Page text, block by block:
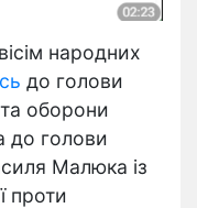
народних
до голови
оборони
до голови
Малюка із
проти